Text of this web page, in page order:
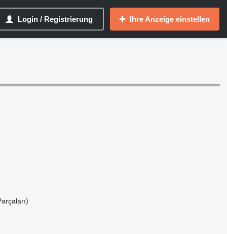
Login / Registrierung Ihre Anzeige einstellen